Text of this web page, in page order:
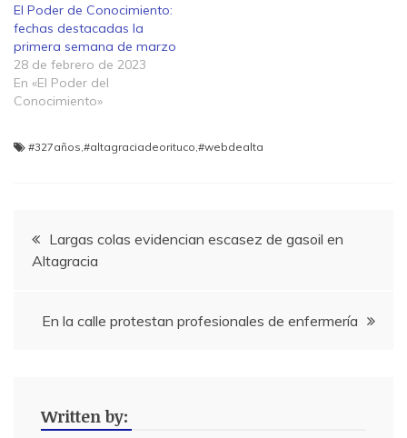
El Poder de Conocimiento:
fechas destacadas la
primera semana de marzo
28 de febrero de 2023
En «El Poder del
Conocimiento»
#327años #altagraciadeorituco #webdealta
Navegación
de
entradas
Largas colas evidencian escasez de gasoil en
Altagracia
En la calle protestan profesionales de enfermería
Written by: